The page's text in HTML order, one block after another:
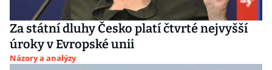
Za státní dluhy Česko platí čtvrté nejvyšší
úroky v Evropské unii
Názory a analýzy